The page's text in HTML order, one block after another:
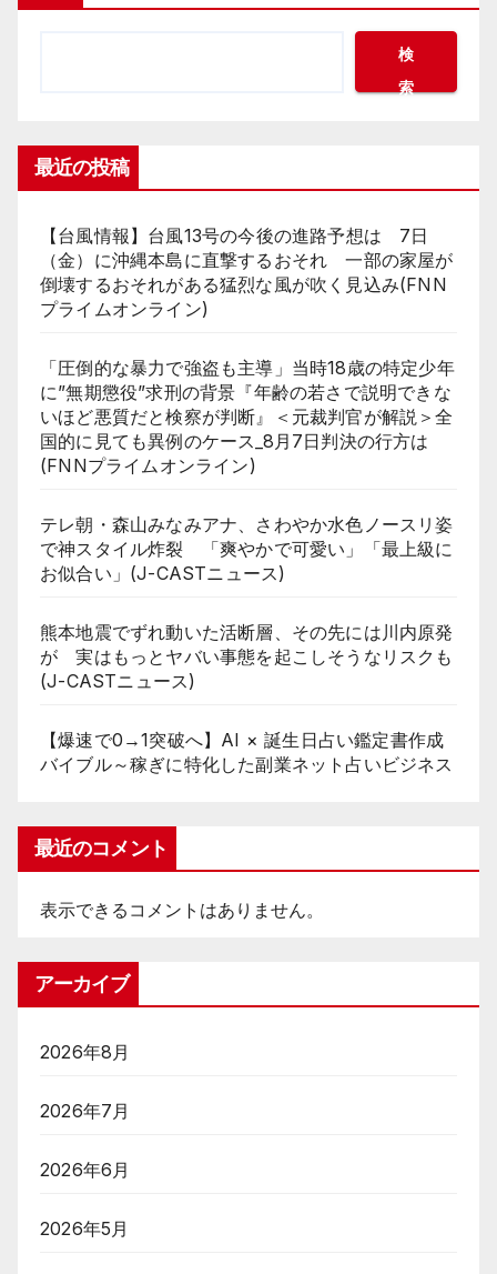
検
索
最近の投稿
【台風情報】台風13号の今後の進路予想は 7日
（金）に沖縄本島に直撃するおそれ 一部の家屋が
倒壊するおそれがある猛烈な風が吹く見込み(FNN
プライムオンライン)
「圧倒的な暴力で強盗も主導」当時18歳の特定少年
に”無期懲役”求刑の背景『年齢の若さで説明できな
いほど悪質だと検察が判断』＜元裁判官が解説＞全
国的に見ても異例のケース_8月7日判決の行方は
(FNNプライムオンライン)
テレ朝・森山みなみアナ、さわやか水色ノースリ姿
で神スタイル炸裂 「爽やかで可愛い」「最上級に
お似合い」(J-CASTニュース)
熊本地震でずれ動いた活断層、その先には川内原発
が 実はもっとヤバい事態を起こしそうなリスクも
(J-CASTニュース)
【爆速で0→1突破へ】AI × 誕生日占い鑑定書作成
バイブル～稼ぎに特化した副業ネット占いビジネス
最近のコメント
表示できるコメントはありません。
アーカイブ
2026年8月
2026年7月
2026年6月
2026年5月